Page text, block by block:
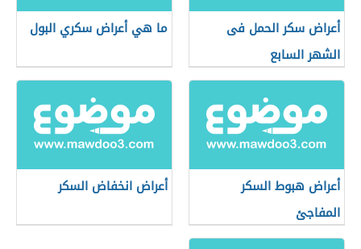
أعراض سكر الحمل فى
الشهر السابع
ما هي أعراض سكري البول
أعراض هبوط السكر
المفاجئ
أعراض انخفاض السكر